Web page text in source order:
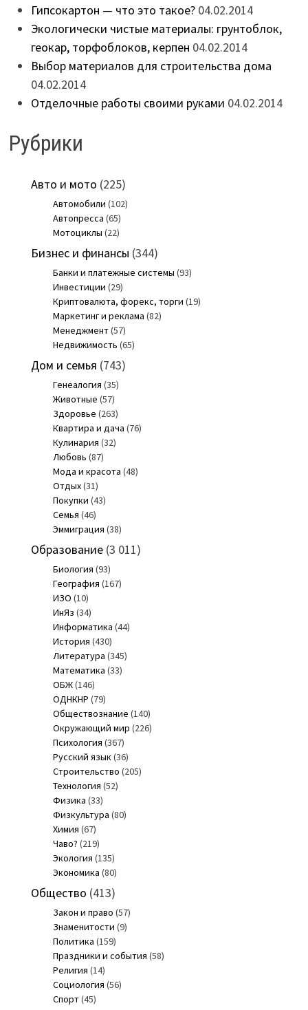
Гипсокартон — что это такое? 04.02.2014
Экологически чистые материалы: грунтоблок,
геокар, торфоблоков, керпен 04.02.2014
Выбор материалов для строительства дома
04.02.2014
Отделочные работы своими руками 04.02.2014
Рубрики
Авто и мото (225)
Автомобили (102)
Автопресса (65)
Мотоциклы (22)
Бизнес и финансы (344)
Банки и платежные системы (93)
Инвестиции (29)
Криптовалюта, форекс, торги (19)
Маркетинг и реклама (82)
Менеджмент(57)
Недвижимость (65)
Дом и семья (743)
Генеалогия (35)
Животные (57)
Здоровье (263)
Квартира и дача (76)
Кулинария (32)
Любовь (87)
Мода и красота (48)
Отдых(31)
Покупки (43)
Семья (46)
Эммиграция (38)
Образование(3 011)
Биология (93)
География (167)
ИЗО (10)
ИнЯз (34)
Информатика (44)
История (430)
Литература (345)
Математика (33)
ОБЖ(146)
ОДНКНР (79)
Обществознание (140)
Окружающий мир (226)
Психология (367)
Русский язык(36)
Строительство (205)
Технология (52)
Физика (33)
Физкультура (80)
Химия (67)
Чаво? (219)
Экология (135)
Экономика (80)
Общество (413)
Закон и право (57)
Знаменитости (9)
Политика (159)
Праздники и события (58)
Религия (14)
Социология (56)
Спорт(45)